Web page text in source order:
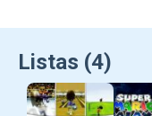
Listas (4)